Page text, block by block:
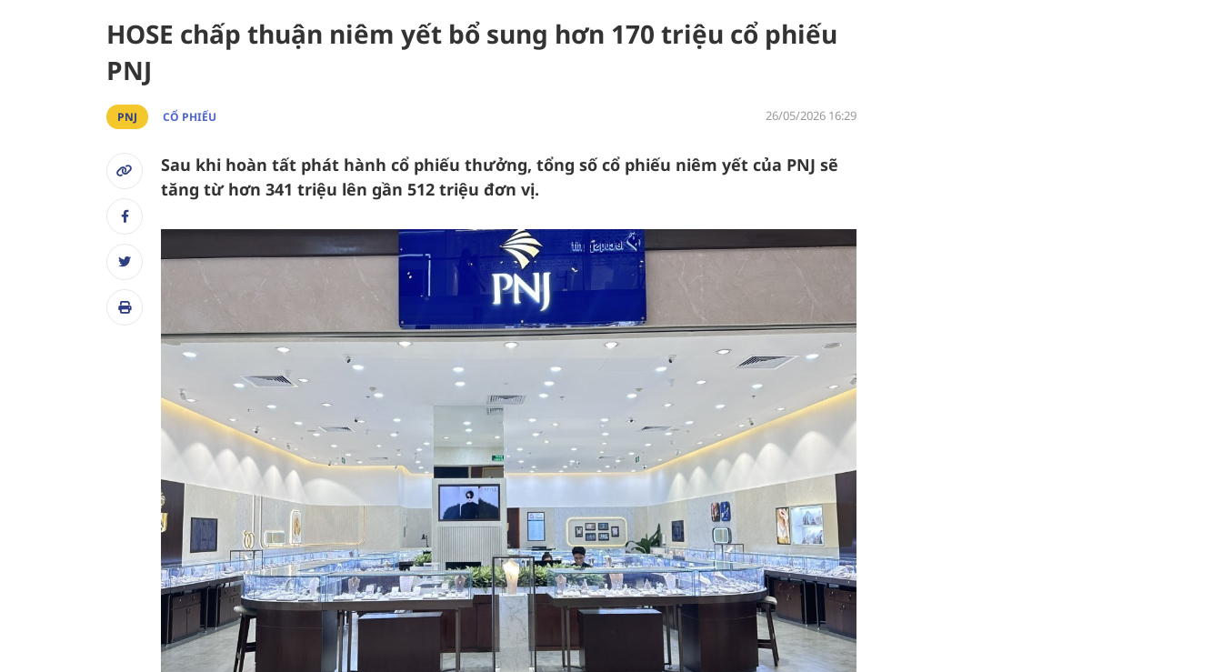
HOSE chấp thuận niêm yết bổ sung hơn 170 triệu cổ phiếu
PNJ
PNJ CỔ PHIẾU 26/05/2026 16:29
Sau khi hoàn tất phát hành cổ phiếu thưởng, tổng số cổ phiếu niêm yết của PNJ sẽ
tăng từ hơn 341 triệu lên gần 512 triệu đơn vị.